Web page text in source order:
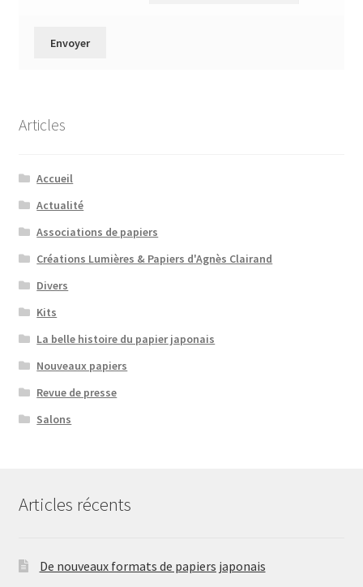
Articles
Accueil
Actualité
Associations de papiers
Créations Lumières & Papiers d'Agnès Clairand
Divers
Kits
La belle histoire du papier japonais
Nouveaux papiers
Revue de presse
Salons
Articles récents
De nouveaux formats de papiers japonais